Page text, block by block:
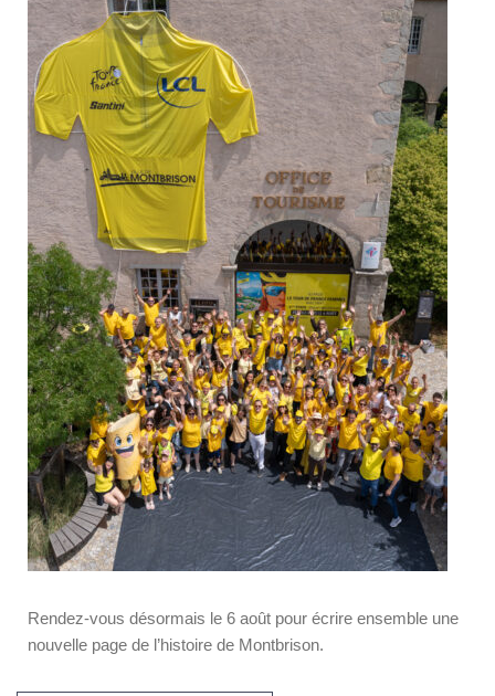
Rendez-vous désormais le 6 août pour écrire ensemble une
nouvelle page de l’histoire de Montbrison.